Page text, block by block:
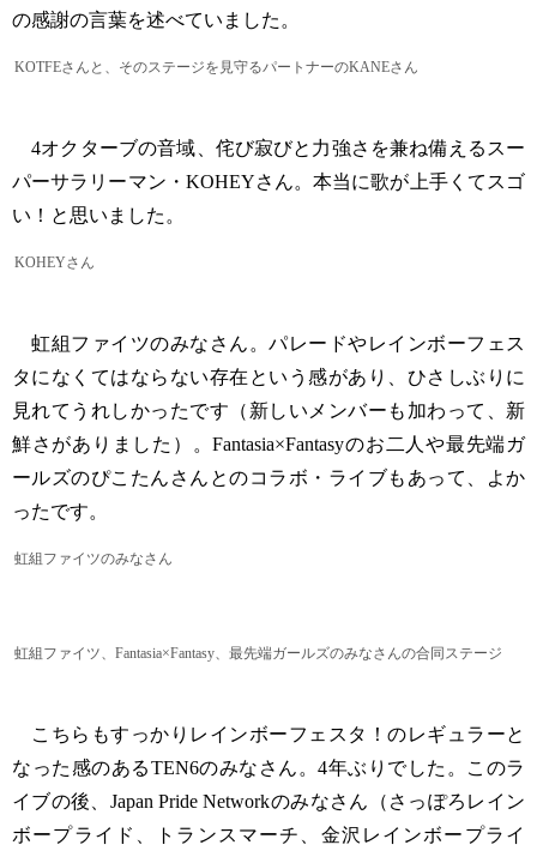
の感謝の言葉を述べていました。
KOTFEさんと、そのステージを見守るパートナーのKANEさん
4オクターブの音域、侘び寂びと力強さを兼ね備えるスー
パーサラリーマン・KOHEYさん。本当に歌が上手くてスゴ
い！と思いました。
KOHEYさん
虹組ファイツのみなさん。パレードやレインボーフェス
タになくてはならない存在という感があり、ひさしぶりに
見れてうれしかったです（新しいメンバーも加わって、新
鮮さがありました）。Fantasia×Fantasyのお二人や最先端ガ
ールズのぴこたんさんとのコラボ・ライブもあって、よか
ったです。
虹組ファイツのみなさん
虹組ファイツ、Fantasia×Fantasy、最先端ガールズのみなさんの合同ステージ
こちらもすっかりレインボーフェスタ！のレギュラーと
なった感のあるTEN6のみなさん。4年ぶりでした。このラ
イブの後、Japan Pride Networkのみなさん（さっぽろレイン
ボープライド、トランスマーチ、金沢レインボープライ